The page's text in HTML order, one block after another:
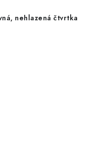
nehlazená čtvrtka